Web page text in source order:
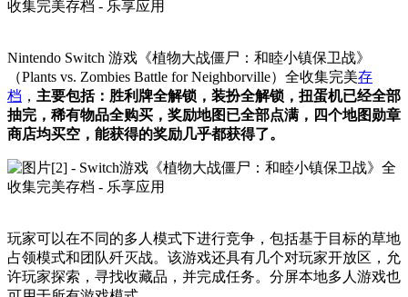
Nintendo Switch 游戏《植物大战僵尸：和睦小镇保卫战》
（Plants vs. Zombies Battle for Neighborville）全收集完美存
档 ， 主要包括：胜利牌全解锁，装扮全解锁，扭蛋机已经全部
抽完，稀有物品全购买，奖励地图已全部点满，四个地图勋章
商店均买空，能获得的奖励几乎都获得了。
玩家可以在不同的多人模式下进行竞争，包括基于目标的草地
占领模式和团队歼灭战。该游戏还具有几个对玩家开放区，允
许玩家探索，寻找收藏品，并完成任务。分屏本地多人游戏也